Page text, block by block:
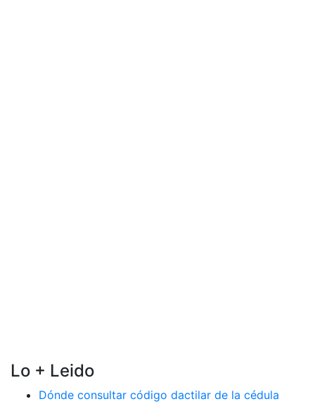
Lo + Leido
Dónde consultar código dactilar de la cédula